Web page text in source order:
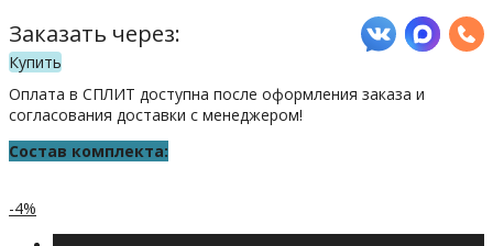
Заказать через:
Купить
Оплата в СПЛИТ доступна после оформления заказа и
согласования доставки с менеджером!
Состав комплекта:
-4%